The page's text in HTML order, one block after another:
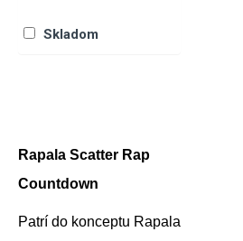
Skladom
Rapala Scatter Rap
Countdown
Patrí do konceptu Rapala